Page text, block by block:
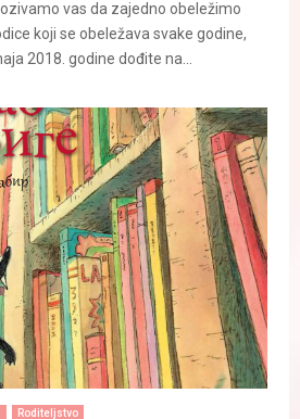
vas da zajedno obeležimo
koji se obeležava svake godine,
2018. godine dođite na...
Roditeljstvo